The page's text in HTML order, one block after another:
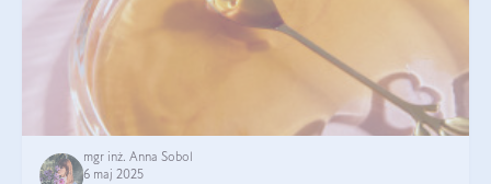
mgr inż. Anna Sobol
6 maj 2025